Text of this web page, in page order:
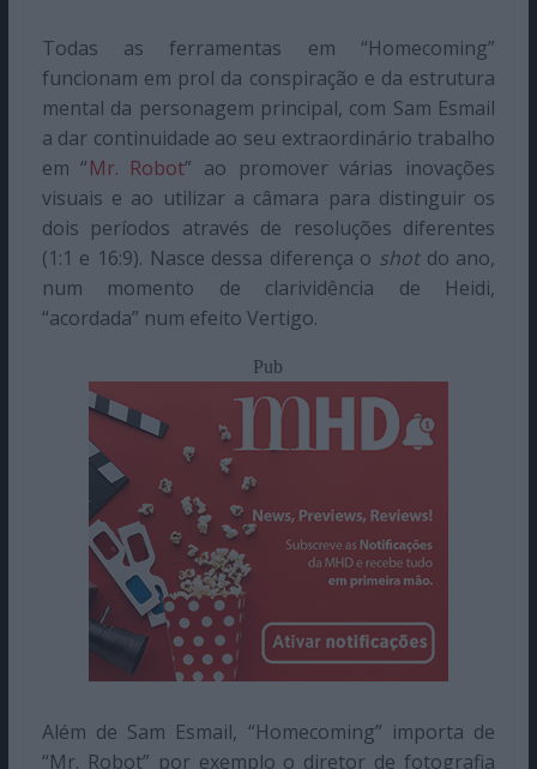
Todas as ferramentas em “Homecoming”
funcionam em prol da conspiração e da estrutura
mental da personagem principal, com Sam Esmail
a dar continuidade ao seu extraordinário trabalho
em “Mr. Robot” ao promover várias inovações
visuais e ao utilizar a câmara para distinguir os
dois períodos através de resoluções diferentes
(1:1 e 16:9). Nasce dessa diferença o shot do ano,
num momento de clarividência de Heidi,
“acordada” num efeito Vertigo.
Pub
Além de Sam Esmail, “Homecoming” importa de
“Mr. Robot” por exemplo o diretor de fotografia